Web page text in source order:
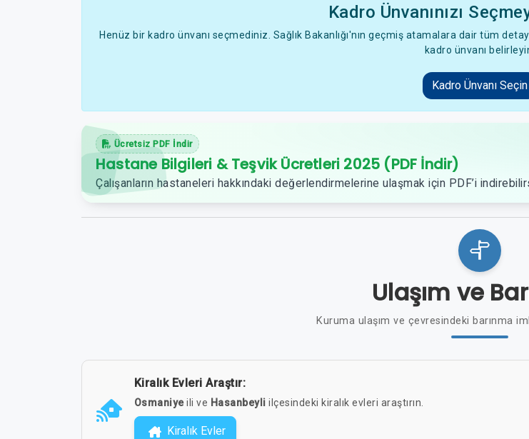
Kadro Ünvanınızı
Henüz bir kadro ünvanı seçmediniz. Sağlık Bakanlığı'nın geçmiş atamalara dair tüm
kadro ünvanı
Kadro Ünvanı Seçin
Ücretsiz PDF İndir
Hastane Bilgileri & Teşvik Ücretleri 2025 (PDF İndir)
Çalışanların hastaneleri hakkındaki değerlendirmelerine ulaşmak için PDF’i
Ulaşım ve
Kuruma ulaşım ve çevresindeki barınma
Kiralık Evleri Araştır:
Osmaniyeili ve Hasanbeyli ilçesindeki kiralık evleri araştırın.
Kiralık Evler